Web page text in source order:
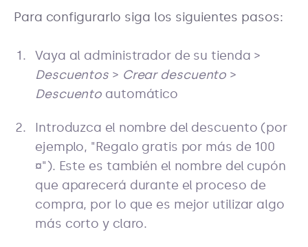
Para configurarlo siga los siguientes pasos:
Vaya al administrador de su tienda >
Descuentos > Crear descuento >
Descuento automático
Introduzca el nombre del descuento (por
ejemplo, "Regalo gratis por más de 100
¤"). Este es también el nombre del cupón
que aparecerá durante el proceso de
compra, por lo que es mejor utilizar algo
más corto y claro.